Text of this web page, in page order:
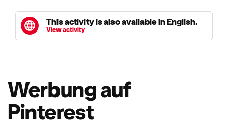
This activity is also available in English.
View activity
Werbung auf
Pinterest